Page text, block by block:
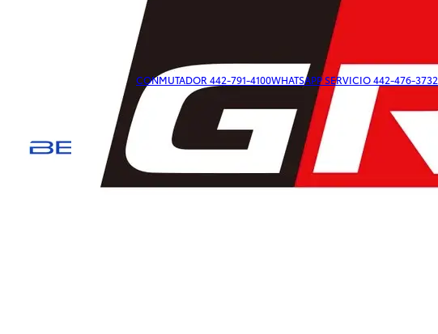
CONMUTADOR 442-791-4100WHATSAPP SERVICIO 442-476-3732